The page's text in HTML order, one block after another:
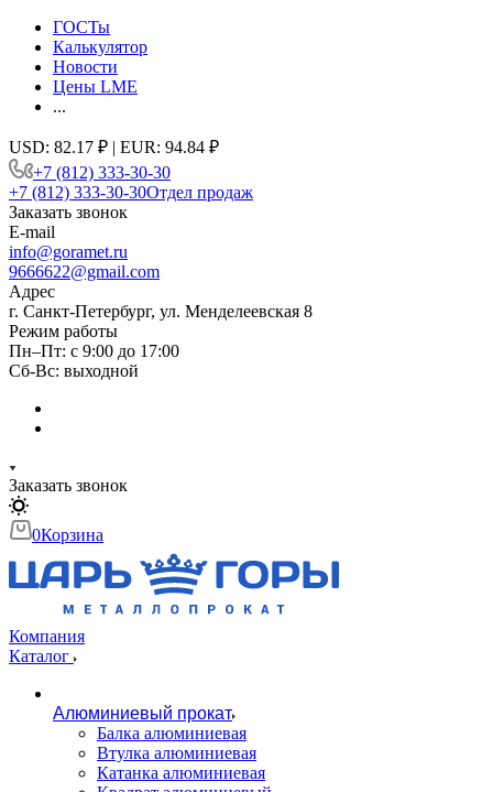
ГОСТы
Калькулятор
Новости
Цены LME
...
USD: 82.17 ₽ | EUR: 94.84 ₽
+7 (812) 333-30-30
+7 (812) 333-30-30Отдел продаж
Заказать звонок
E-mail
info@goramet.ru
9666622@gmail.com
Адрес
г. Санкт-Петербург, ул. Менделеевская 8
Режим работы
Пн–Пт: с 9:00 до 17:00
Сб-Вс: выходной
Заказать звонок
0Корзина
Компания
Каталог
Алюминиевый прокат
Балка алюминиевая
Втулка алюминиевая
Катанка алюминиевая